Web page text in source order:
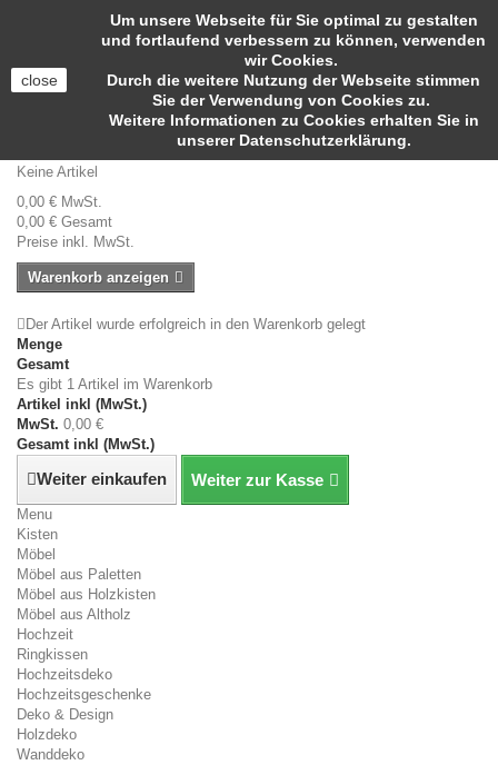
Keine Artikel
0,00 € MwSt.
0,00 € Gesamt
Preise inkl. MwSt.
Warenkorb anzeigen
Der Artikel wurde erfolgreich in den Warenkorb gelegt
Menge
Gesamt
Es gibt 1 Artikel im Warenkorb
Artikel inkl (MwSt.)
MwSt. 0,00 €
Gesamt inkl (MwSt.)
Weiter einkaufen Weiter zur Kasse
Menu
Kisten
Möbel
Möbel aus Paletten
Möbel aus Holzkisten
Möbel aus Altholz
Hochzeit
Ringkissen
Hochzeitsdeko
Hochzeitsgeschenke
Deko & Design
Holzdeko
Wanddeko
close
Um unsere Webseite für Sie optimal zu gestalten
und fortlaufend verbessern zu können, verwenden
wir Cookies.
Durch die weitere Nutzung der Webseite stimmen
Sie der Verwendung von Cookies zu.
Weitere Informationen zu Cookies erhalten Sie in
unserer Datenschutzerklärung.